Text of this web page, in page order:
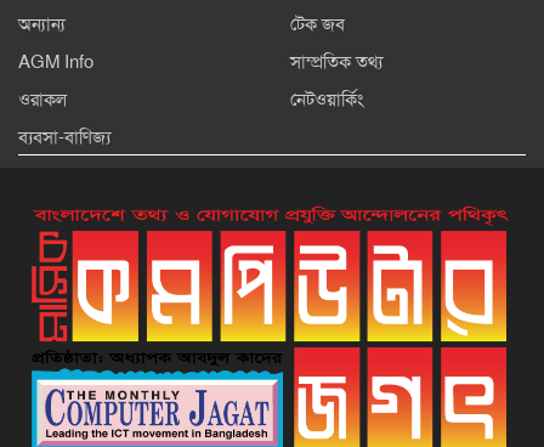
অন্যান্য
টেক জব
AGM Info
সাম্প্রতিক তথ্য
ওরাকল
নেটওয়ার্কিং
ব্যবসা-বাণিজ্য